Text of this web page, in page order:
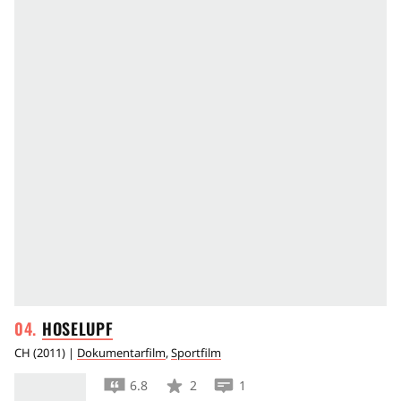
HOSELUPF
CH (2011) | Dokumentarfilm,Sportfilm
6.8 2
1